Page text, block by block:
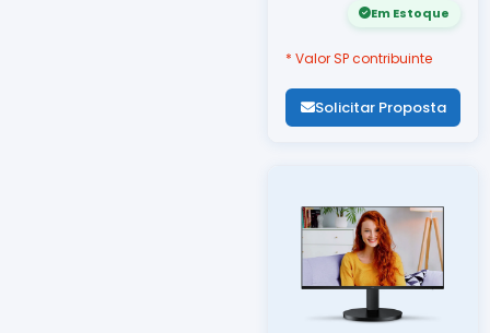
Em Estoque
* Valor SP contribuinte
Solicitar Proposta